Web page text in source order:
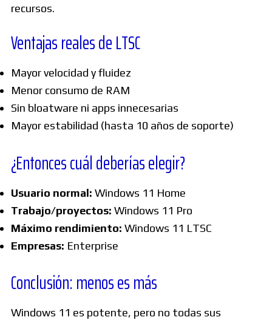
recursos.
Ventajas reales de LTSC
Mayor velocidad y fluidez
Menor consumo de RAM
Sin bloatware ni apps innecesarias
Mayor estabilidad (hasta 10 años de soporte)
¿Entonces cuál deberías elegir?
Usuario normal: Windows 11 Home
Trabajo/proyectos: Windows 11 Pro
Máximo rendimiento: Windows 11 LTSC
Empresas: Enterprise
Conclusión: menos es más
Windows 11 es potente, pero no todas sus